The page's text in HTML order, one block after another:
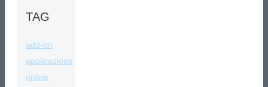
TAG
add-on
applicazione
online